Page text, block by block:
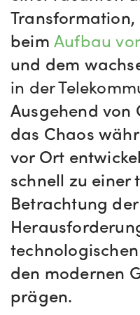
beim Aufbau
und dem
in der
Ausgehend von
das Chaos
vor Ort
schnell zu einer
Betrachtung
den modernen
prägen.